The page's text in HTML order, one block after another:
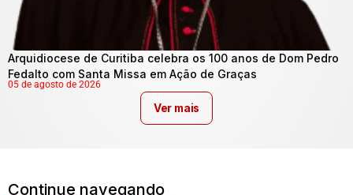
Arquidiocese de Curitiba celebra os 100 anos de Dom Pedro
Fedalto com Santa Missa em Ação de Graças
05 de agosto de 2026
Ver mais
Continue navegando